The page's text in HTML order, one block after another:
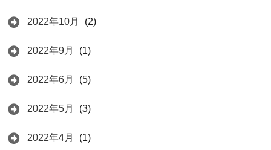
2022年10月 (2)
2022年9月 (1)
2022年6月 (5)
2022年5月 (3)
2022年4月 (1)